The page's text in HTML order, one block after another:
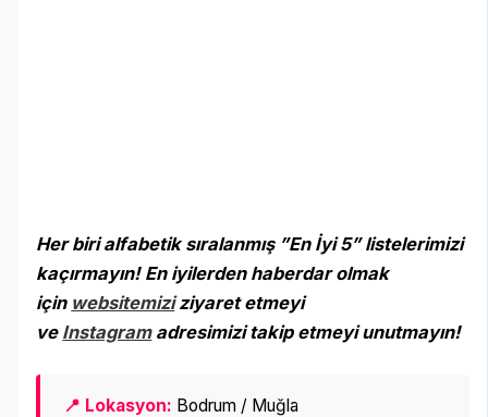
Her biri alfabetik sıralanmış ”En İyi 5” listelerimizi
kaçırmayın! En iyilerden haberdar olmak
için websitemiziziyaret etmeyi
ve Instagramadresimizi takip etmeyi unutmayın!
📍 Lokasyon: Bodrum / Muğla